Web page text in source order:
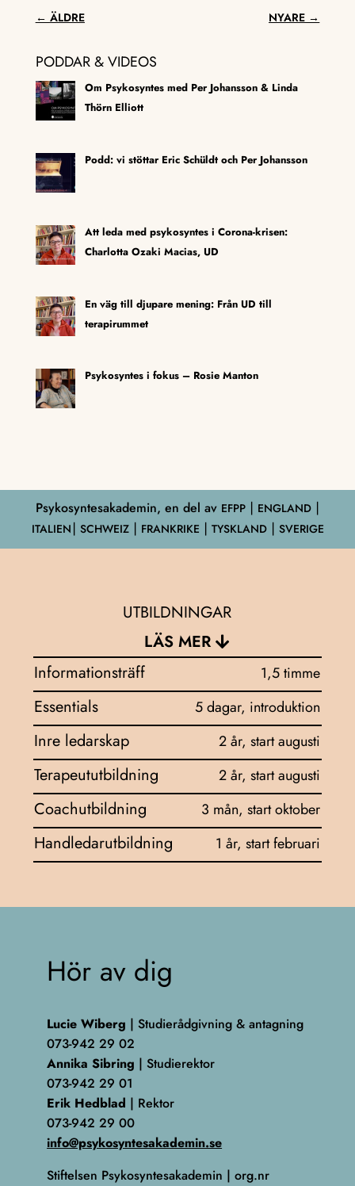
← ÄLDRE NYARE →
PODDAR & VIDEOS
Om Psykosyntes med Per Johansson & Linda
Thörn Elliott
Podd: vi stöttar Eric Schüldt och Per Johansson
Att leda med psykosyntes i Corona-krisen:
Charlotta Ozaki Macias, UD
En väg till djupare mening: Från UD till
terapirummet
Psykosyntes i fokus – Rosie Manton
Psykosyntesakademin, en del av EFPP⎮ ENGLAND ⎮
ITALIEN⎮ SCHWEIZ ⎮ FRANKRIKE ⎮ TYSKLAND ⎮ SVERIGE
UTBILDNINGAR
LÄS MER
Informationsträff
1,5 timme
Essentials 5 dagar, introduktion
Inre ledarskap 2 år, start augusti
Terapeututbildning 2 år, start augusti
Coachutbildning 3 mån, start oktober
Handledarutbildning 1 år, start februari
Hör av dig
Lucie Wiberg | Studierådgivning & antagning
073-942 29 02
Annika Sibring | Studierektor
073-942 29 01
Erik Hedblad | Rektor
073-942 29 00
info@psykosyntesakademin.se
Stiftelsen Psykosyntesakademin | org.nr